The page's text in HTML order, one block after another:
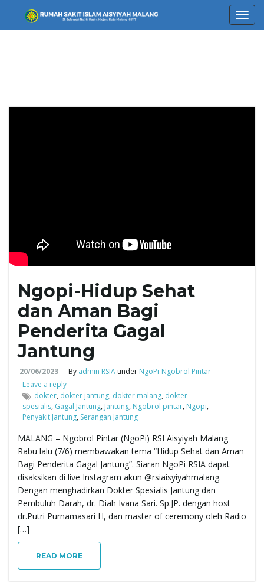
Ngopi-Hidup Sehat
dan Aman Bagi
Penderita Gagal
Jantung
20/06/2023 By admin RSIA under NgoPi-Ngobrol Pintar
Leave a reply
dokter, dokter jantung, dokter malang, dokter
spesialis, Gagal Jantung, Jantung, Ngobrol pintar, Ngopi,
Penyakit Jantung, Serangan Jantung
MALANG – Ngobrol Pintar (NgoPi) RSI Aisyiyah Malang
Rabu lalu (7/6) membawakan tema “Hidup Sehat dan Aman
Bagi Penderita Gagal Jantung”. Siaran NgoPi RSIA dapat
disaksikan di live Instagram akun @rsiaisyiyahmalang.
Dengan menghadirkan Dokter Spesialis Jantung dan
Pembuluh Darah, dr. Diah Ivana Sari. Sp.JP. dengan host
dr.Putri Purnamasari H, dan master of ceremony oleh Radio
[…]
READ MORE